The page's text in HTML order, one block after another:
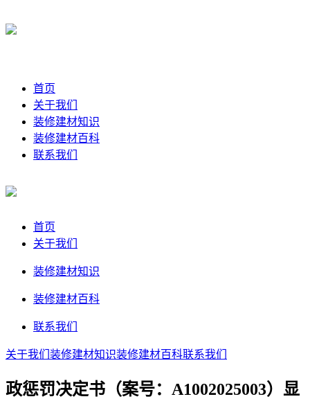
首页
关于我们
装修建材知识
装修建材百科
联系我们
首页
关于我们
装修建材知识
装修建材百科
联系我们
关于我们 装修建材知识装修建材百科联系我们
政惩罚决定书（案号：A1002025003）显